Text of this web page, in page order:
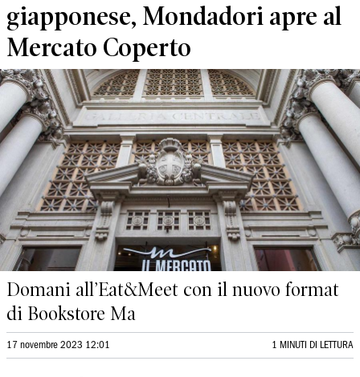
giapponese, Mondadori apre al
Mercato Coperto
Domani all’Eat&Meet con il nuovo format
di Bookstore Ma
17 novembre 2023 12:01 1 MINUTI DI LETTURA